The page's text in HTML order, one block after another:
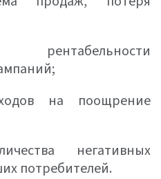
на поощрение
негативных
потребителей.